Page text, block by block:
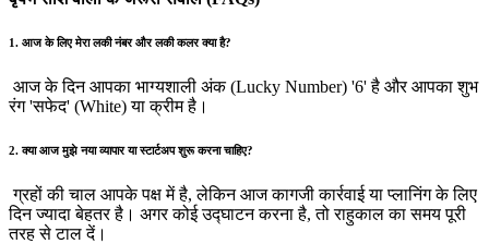
1. आज के लिए मेरा लकी नंबर और लकी कलर क्या है?
आज के दिन आपका भाग्यशाली अंक (Lucky Number) '6' है और आपका शुभ
रंग 'सफेद' (White) या क्रीम है।
2. क्या आज मुझे नया व्यापार या स्टार्टअप शुरू करना चाहिए?
ग्रहों की चाल आपके पक्ष में है, लेकिन आज कागजी कार्रवाई या प्लानिंग के लिए
दिन ज्यादा बेहतर है। अगर कोई उद्घाटन करना है, तो राहुकाल का समय पूरी
तरह से टाल दें।